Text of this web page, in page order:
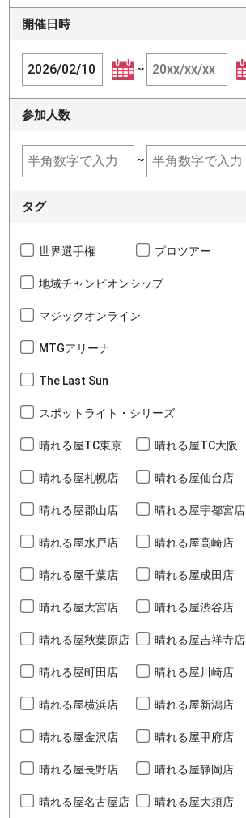
開催日時
~
参加人数
~
タグ
世界選手権 プロツアー
地域チャンピオンシップ
マジックオンライン
MTGアリーナ
The Last Sun
スポットライト・シリーズ
晴れる屋TC東京 晴れる屋TC大阪
晴れる屋札幌店 晴れる屋仙台店
晴れる屋郡山店 晴れる屋宇都宮店
晴れる屋水戸店 晴れる屋高崎店
晴れる屋千葉店 晴れる屋成田店
晴れる屋大宮店 晴れる屋渋谷店
晴れる屋秋葉原店 晴れる屋吉祥寺店
晴れる屋町田店 晴れる屋川崎店
晴れる屋横浜店 晴れる屋新潟店
晴れる屋金沢店 晴れる屋甲府店
晴れる屋長野店 晴れる屋静岡店
晴れる屋名古屋店 晴れる屋大須店